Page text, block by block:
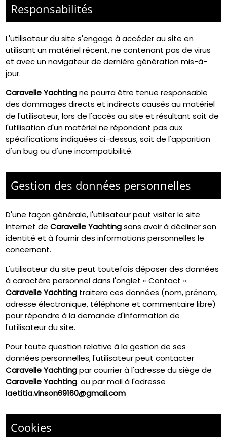
Responsabilités
L'utilisateur du site s'engage à accéder au site en
utilisant un matériel récent, ne contenant pas de virus
et avec un navigateur de dernière génération mis-à-
jour.
Caravelle Yachtingne pourra être tenue responsable
des dommages directs et indirects causés au matériel
de l'utilisateur, lors de l'accès au site et résultant soit de
l'utilisation d'un matériel ne répondant pas aux
spécifications indiquées ci-dessus, soit de l'apparition
d'un bug ou d'une incompatibilité.
Gestion des données personnelles
D'une façon générale, l'utilisateur peut visiter le site
Internet deCaravelle Yachtingsans avoir à décliner son
identité et à fournir des informations personnelles le
concernant.
L'utilisateur du site peut toutefois déposer des données
à caractère personnel dans l'onglet « Contact ».
Caravelle Yachting traitera ces données (nom, prénom,
adresse électronique, téléphone et commentaire libre)
pour répondre à la demande d'information de
l'utilisateur du site.
Pour toute question relative à la gestion de ses
données personnelles, l'utilisateur peut contacter
Caravelle Yachtingpar courrier à l'adresse du siège de
Caravelle Yachting. ou par mail à l'adresse
laetitia.vinson69160@gmail.com
Cookies